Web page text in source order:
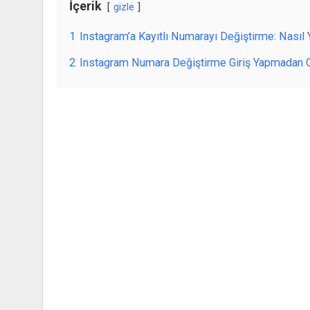
İçerik gizle
1
Instagram’a Kayıtlı Numarayı Değiştirme: Nasıl
2 Instagram Numara Değiştirme Giriş Yapmadan